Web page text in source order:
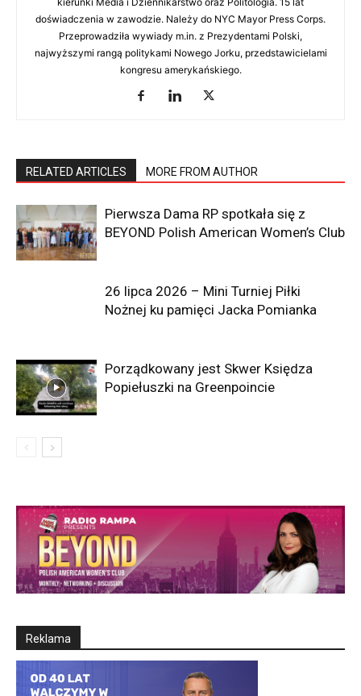
Redaktor Naczelna i współzałożycielka Radio
RAMPA. Absolwentka City University of New York,
gdzie ukończyła kierunki Media i Dziennikarstwo
oraz Politologia. 15 lat doświadczenia w zawodzie.
Należy do NYC Mayor Press Corps. Przeprowadziła
wywiady m.in. z Prezydentami Polski, najwyższymi
doświadczenia w zawodzie. Należy do NYC Mayor Press Corps.
Przeprowadziła wywiady m.in. z Prezydentami Polski,
najwyższymi rangą politykami Nowego Jorku, przedstawicielami
kongresu amerykańskiego.
RELATED ARTICLES MORE FROM AUTHOR
Pierwsza Dama RP spotkała się z
BEYOND Polish American Women’s Club
26 lipca 2026 – Mini Turniej Piłki
Nożnej ku pamięci Jacka Pomianka
Porządkowany jest Skwer Księdza
Popiełuszki na Greenpoincie
Reklama